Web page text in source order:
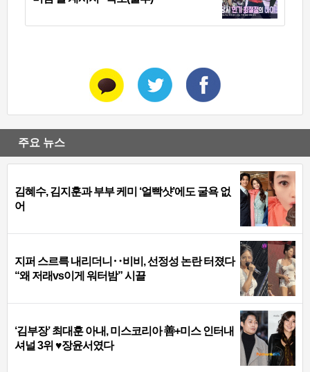
주요 뉴스
김혜수, 김지훈과 부부 케미 ‘얼빡샷’에도 굴욕 없
어
지퍼 스르륵 내리더니‥비비, 선정성 논란 터졌다
“왜 저래vs이게 워터밤” 시끌
‘김부장’ 최대훈 아내, 미스코리아 善+미스 인터내
셔널 3위 ♥장윤서였다